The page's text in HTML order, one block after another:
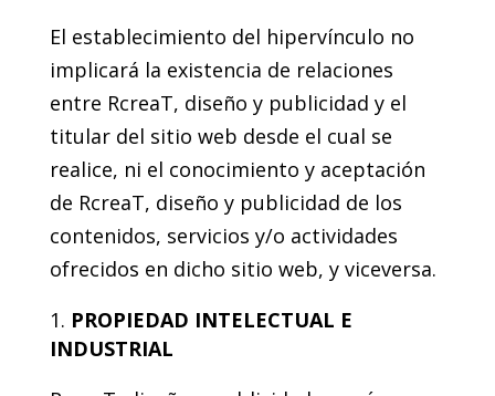
El establecimiento del hipervínculo no
implicará la existencia de relaciones
entre RcreaT, diseño y publicidad y el
titular del sitio web desde el cual se
realice, ni el conocimiento y aceptación
de RcreaT, diseño y publicidad de los
contenidos, servicios y/o actividades
ofrecidos en dicho sitio web, y viceversa.
PROPIEDAD INTELECTUAL E
INDUSTRIAL